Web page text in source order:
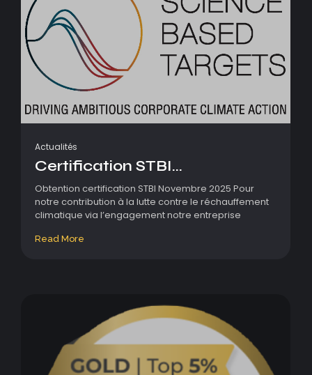
Actualités
Certification STBI...
Obtention certification STBI Novembre 2025 Pour
notre contribution à la lutte contre le réchauffement
climatique via l’engagement notre entreprise
Read More